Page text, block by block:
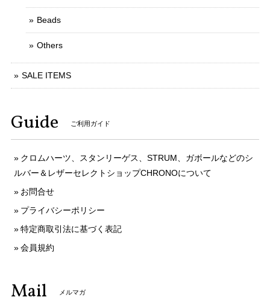
Beads
Others
SALE ITEMS
Guide ご利用ガイド
クロムハーツ、スタンリーゲス、STRUM、ガボールなどのシ
ルバー＆レザーセレクトショップCHRONOについて
お問合せ
プライバシーポリシー
特定商取引法に基づく表記
会員規約
Mail メルマガ